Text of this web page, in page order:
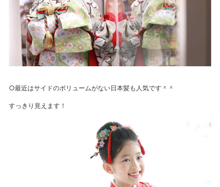
○最近はサイドのボリュームがない日本髪も人気です＾＾
すっきり見えます！